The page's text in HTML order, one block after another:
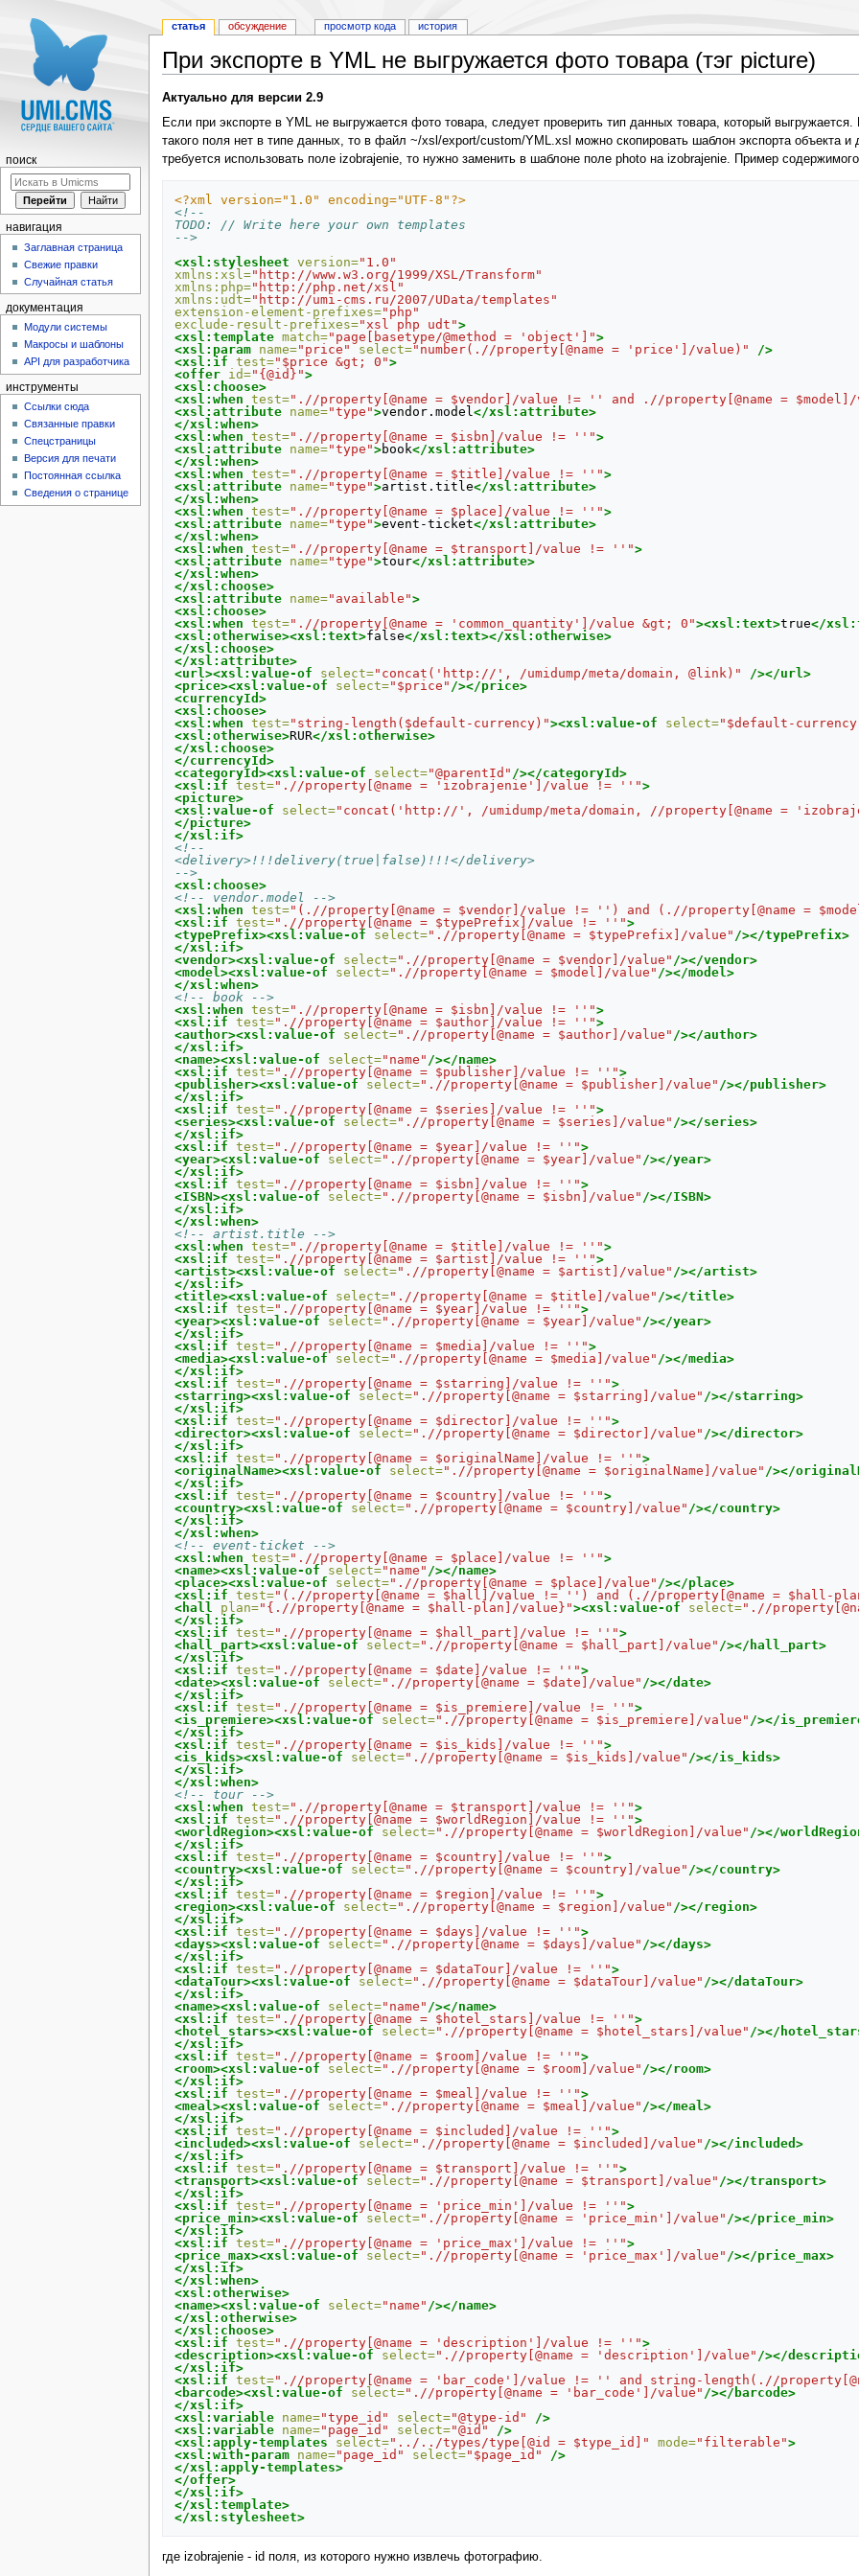
При экспорте в YML не выгружается фото товара (тэг picture)
Актуально для версии 2.9
Если при экспорте в YML не выгружается фото товара, следует проверить тип данных товара, который
такого поля нет в типе данных, то в файл ~/xsl/export/custom/YML.xsl можно скопировать шаблон экспорта объекта
требуется использовать поле izobrajenie, то нужно заменить в шаблоне поле photo на izobrajenie. Пример
<?xml version="1.0" encoding="UTF-8"?>
<!--
TODO: // Write here your own templates
-->
<xsl:stylesheet
version="1.0"
xmlns:xsl="http://www.w3.org/1999/XSL/Transform"
xmlns:php="http://php.net/xsl"
xmlns:udt="http://umi-cms.ru/2007/UData/templates"
extension-element-prefixes="php"
exclude-result-prefixes="xsl php udt">
<xsl:template match="page[basetype/@method = 'object']">
<xsl:param name="price" select="number(.//property[@name = 'price']/value)"
/>
<xsl:if
test="$price &gt; 0">
<offer id="{@id}">
<xsl:choose>
<xsl:when
test=".//property[@name = $vendor]/value != '' and .//property[@name =
<xsl:attribute name="type">vendor.model</xsl:attribute>
</xsl:when>
<xsl:when
test=".//property[@name = $isbn]/value != ''">
<xsl:attribute name="type">book</xsl:attribute>
</xsl:when>
<xsl:when
test=".//property[@name = $title]/value != ''">
<xsl:attribute name="type">artist.title</xsl:attribute>
</xsl:when>
<xsl:when
test=".//property[@name = $place]/value != ''">
<xsl:attribute name="type">event-ticket</xsl:attribute>
</xsl:when>
<xsl:when
test=".//property[@name = $transport]/value != ''">
<xsl:attribute name="type">tour</xsl:attribute>
</xsl:when>
</xsl:choose>
<xsl:attribute name="available">
<xsl:choose>
<xsl:when
test=".//property[@name = 'common_quantity']/value &gt; 0"><xsl:text>true</
<xsl:otherwise><xsl:text>false</xsl:text></xsl:otherwise>
</xsl:choose>
</xsl:attribute>
<url><xsl:value-of
select="concat('http://', /umidump/meta/domain, @link)"
/></url>
<price><xsl:value-of
select="$price" /></price>
<currencyId>
<xsl:choose>
<xsl:when
test="string-length($default-currency)"><xsl:value-of select="$default-
<xsl:otherwise>RUR</xsl:otherwise>
</xsl:choose>
</currencyId>
<categoryId><xsl:value-of
select="@parentId" /></categoryId>
<xsl:if
test=".//property[@name = 'izobrajenie']/value != ''">
<picture>
<xsl:value-of
select="concat('http://', /umidump/meta/domain, //property[@name =
</picture>
</xsl:if>
<!--
<delivery>!!!delivery(true|false)!!!</delivery>
-->
<xsl:choose>
<!-- vendor.model -->
<xsl:when
test="(.//property[@name = $vendor]/value != '') and (.//property[@name =
<xsl:if
test=".//property[@name = $typePrefix]/value != ''">
<typePrefix><xsl:value-of
select=".//property[@name = $typePrefix]/value" /></typePrefix>
</xsl:if>
<vendor><xsl:value-of
select=".//property[@name = $vendor]/value" /></vendor>
<model><xsl:value-of
select=".//property[@name = $model]/value" /></model>
</xsl:when>
<!-- book -->
<xsl:when
test=".//property[@name = $isbn]/value != ''">
<xsl:if
test=".//property[@name = $author]/value != ''">
<author><xsl:value-of
select=".//property[@name = $author]/value" /></author>
</xsl:if>
<name><xsl:value-of
select="name" /></name>
<xsl:if
test=".//property[@name = $publisher]/value != ''">
<publisher><xsl:value-of
select=".//property[@name = $publisher]/value" /></publisher>
</xsl:if>
<xsl:if
test=".//property[@name = $series]/value != ''">
<series><xsl:value-of
select=".//property[@name = $series]/value" /></series>
</xsl:if>
<xsl:if
test=".//property[@name = $year]/value != ''">
<year><xsl:value-of
select=".//property[@name = $year]/value" /></year>
</xsl:if>
<xsl:if
test=".//property[@name = $isbn]/value != ''">
<ISBN><xsl:value-of
select=".//property[@name = $isbn]/value" /></ISBN>
</xsl:if>
</xsl:when>
<!-- artist.title -->
<xsl:when
test=".//property[@name = $title]/value != ''">
<xsl:if
test=".//property[@name = $artist]/value != ''">
<artist><xsl:value-of
select=".//property[@name = $artist]/value" /></artist>
</xsl:if>
<title><xsl:value-of
select=".//property[@name = $title]/value" /></title>
<xsl:if
test=".//property[@name = $year]/value != ''">
<year><xsl:value-of
select=".//property[@name = $year]/value" /></year>
</xsl:if>
<xsl:if
test=".//property[@name = $media]/value != ''">
<media><xsl:value-of
select=".//property[@name = $media]/value" /></media>
</xsl:if>
<xsl:if
test=".//property[@name = $starring]/value != ''">
<starring><xsl:value-of
select=".//property[@name = $starring]/value" /></starring>
</xsl:if>
<xsl:if
test=".//property[@name = $director]/value != ''">
<director><xsl:value-of
select=".//property[@name = $director]/value" /></director>
</xsl:if>
<xsl:if
test=".//property[@name = $originalName]/value != ''">
<originalName><xsl:value-of
select=".//property[@name = $originalName]/value" /></
</xsl:if>
<xsl:if
test=".//property[@name = $country]/value != ''">
<country><xsl:value-of
select=".//property[@name = $country]/value" /></country>
</xsl:if>
</xsl:when>
<!-- event-ticket -->
<xsl:when
test=".//property[@name = $place]/value != ''">
<name><xsl:value-of
select="name" /></name>
<place><xsl:value-of
select=".//property[@name = $place]/value" /></place>
<xsl:if
test="(.//property[@name = $hall]/value != '') and (.//property[@name = $hall-
<hall
plan="{.//property[@name = $hall-plan]/value}"><xsl:value-of select=".//
</xsl:if>
<xsl:if
test=".//property[@name = $hall_part]/value != ''">
<hall_part><xsl:value-of
select=".//property[@name = $hall_part]/value" /></hall_part>
</xsl:if>
<xsl:if
test=".//property[@name = $date]/value != ''">
<date><xsl:value-of
select=".//property[@name = $date]/value" /></date>
</xsl:if>
<xsl:if
test=".//property[@name = $is_premiere]/value != ''">
<is_premiere><xsl:value-of
select=".//property[@name = $is_premiere]/value" /></
</xsl:if>
<xsl:if
test=".//property[@name = $is_kids]/value != ''">
<is_kids><xsl:value-of
select=".//property[@name = $is_kids]/value" /></is_kids>
</xsl:if>
</xsl:when>
<!-- tour -->
<xsl:when
test=".//property[@name = $transport]/value != ''">
<xsl:if
test=".//property[@name = $worldRegion]/value != ''">
<worldRegion><xsl:value-of
select=".//property[@name = $worldRegion]/value" /></
</xsl:if>
<xsl:if
test=".//property[@name = $country]/value != ''">
<country><xsl:value-of
select=".//property[@name = $country]/value" /></country>
</xsl:if>
<xsl:if
test=".//property[@name = $region]/value != ''">
<region><xsl:value-of
select=".//property[@name = $region]/value" /></region>
</xsl:if>
<xsl:if
test=".//property[@name = $days]/value != ''">
<days><xsl:value-of
select=".//property[@name = $days]/value" /></days>
</xsl:if>
<xsl:if
test=".//property[@name = $dataTour]/value != ''">
<dataTour><xsl:value-of
select=".//property[@name = $dataTour]/value" /></dataTour>
</xsl:if>
<name><xsl:value-of
select="name" /></name>
<xsl:if
test=".//property[@name = $hotel_stars]/value != ''">
<hotel_stars><xsl:value-of
select=".//property[@name = $hotel_stars]/value" /></
</xsl:if>
<xsl:if
test=".//property[@name = $room]/value != ''">
<room><xsl:value-of
select=".//property[@name = $room]/value" /></room>
</xsl:if>
<xsl:if
test=".//property[@name = $meal]/value != ''">
<meal><xsl:value-of
select=".//property[@name = $meal]/value" /></meal>
</xsl:if>
<xsl:if
test=".//property[@name = $included]/value != ''">
<included><xsl:value-of
select=".//property[@name = $included]/value" /></included>
</xsl:if>
<xsl:if
test=".//property[@name = $transport]/value != ''">
<transport><xsl:value-of
select=".//property[@name = $transport]/value" /></transport>
</xsl:if>
<xsl:if
test=".//property[@name = 'price_min']/value != ''">
<price_min><xsl:value-of
select=".//property[@name = 'price_min']/value" /></price_min>
</xsl:if>
<xsl:if
test=".//property[@name = 'price_max']/value != ''">
<price_max><xsl:value-of
select=".//property[@name = 'price_max']/value" /></price_max>
</xsl:if>
</xsl:when>
<xsl:otherwise>
<name><xsl:value-of
select="name" /></name>
</xsl:otherwise>
</xsl:choose>
<xsl:if
test=".//property[@name = 'description']/value != ''">
<description><xsl:value-of
select=".//property[@name = 'description']/value" /></
</xsl:if>
<xsl:if
test=".//property[@name = 'bar_code']/value != '' and string-length(.//
<barcode><xsl:value-of
select=".//property[@name = 'bar_code']/value" /></barcode>
</xsl:if>
<xsl:variable name="type_id" select="@type-id"
/>
<xsl:variable name="page_id" select="@id"
/>
<xsl:apply-templates
select="../../types/type[@id = $type_id]" mode="filterable">
<xsl:with-param name="page_id" select="$page_id"
/>
</xsl:apply-templates>
</offer>
</xsl:if>
</xsl:template>
</xsl:stylesheet>
где izobrajenie - id поля, из которого нужно извлечь фотографию.
статья обсуждение просмотр кода история
поиск
навигация
Заглавная страница
Свежие правки
Случайная статья
документация
Модули системы
Макросы и шаблоны
API для разработчика
инструменты
Ссылки сюда
Связанные правки
Спецстраницы
Версия для печати
Постоянная ссылка
Сведения о странице